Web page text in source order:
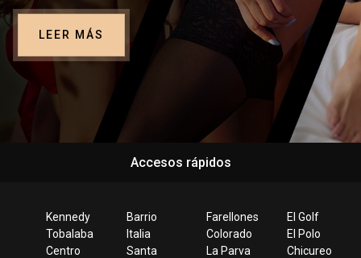
LEER MÁS
Accesos rápidos
Kennedy
Tobalaba
Centro
Barrio
Italia
Santa
Farellones
Colorado
La Parva
El Golf
El Polo
Chicureo